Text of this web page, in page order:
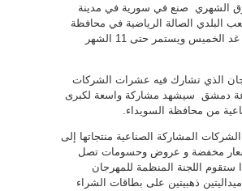
الشهري صنع في سورية في مدينة
البلدي الصالة الرياضية في محافظة
السويداء يوم غد الخميس ويستمر حتى 11 الشهر
الذي تشارك فيه عشرات الشركات
دمشق سيشهد مشاركة واسعة لكبرى
من محافظة السويداء.
المشاركة الصناعية منتجاتها إلى
مخفضة و عروض وحسومات تصل
ا ستقوم اللجنة المنظمة للمهرجان
ذهبيتين على بطاقات الشراء